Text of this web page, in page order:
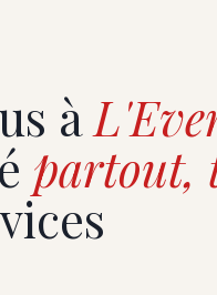
à
partout,